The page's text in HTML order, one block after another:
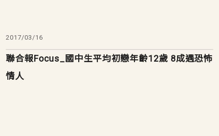
2017/03/16
聯合報Focus_國中生平均初戀年齡12歲 8成遇恐怖
情人